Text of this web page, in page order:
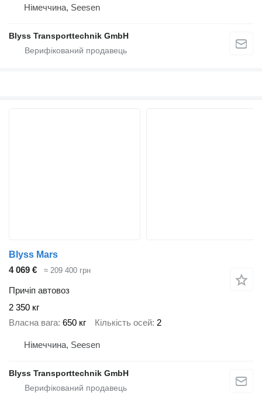
Німеччина, Seesen
Blyss Transporttechnik GmbH
Blyss Mars
4 069 €
≈ 209 400 грн
Причіп автовоз
2 350 кг
Власна вага 650 кг Кількість осей 2
Німеччина, Seesen
Blyss Transporttechnik GmbH